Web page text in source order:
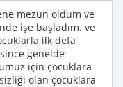
mezun oldum ve
işe başladım. ve
ilk defa
genelde
için çocuklara
olan çocuklara